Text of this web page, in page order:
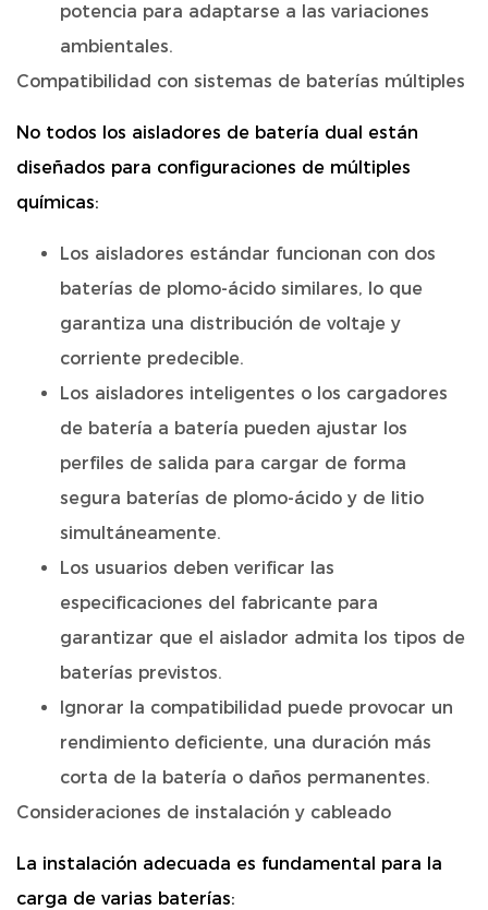
potencia para adaptarse a las variaciones
ambientales.
Compatibilidad con sistemas de baterías múltiples
No todos los aisladores de batería dual están
diseñados para configuraciones de múltiples
químicas:
Los aisladores estándar funcionan con dos
baterías de plomo-ácido similares, lo que
garantiza una distribución de voltaje y
corriente predecible.
Los aisladores inteligentes o los cargadores
de batería a batería pueden ajustar los
perfiles de salida para cargar de forma
segura baterías de plomo-ácido y de litio
simultáneamente.
Los usuarios deben verificar las
especificaciones del fabricante para
garantizar que el aislador admita los tipos de
baterías previstos.
Ignorar la compatibilidad puede provocar un
rendimiento deficiente, una duración más
corta de la batería o daños permanentes.
Consideraciones de instalación y cableado
La instalación adecuada es fundamental para la
carga de varias baterías: